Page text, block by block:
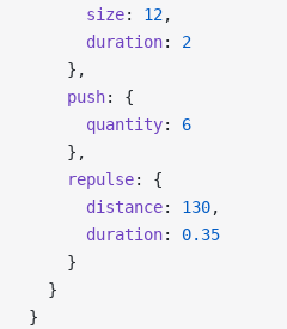
      size
: 12,
      duration
: 2
    },
    push
: {
      quantity
: 6
    },
    repulse
: {
      distance
: 130,
      duration
: 0.35
    }
  }
}